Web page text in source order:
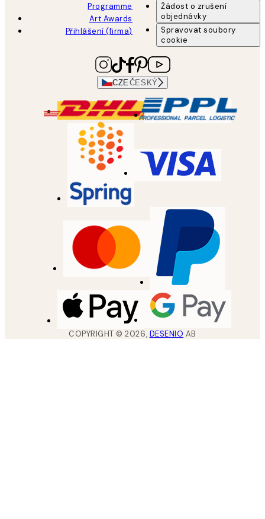
Programme
Art Awards
Přihlášení (firma)
Žádost o zrušení
objednávky
Spravovat soubory
cookie
CZE ČESKÝ
COPYRIGHT ©2026, DESENIO AB